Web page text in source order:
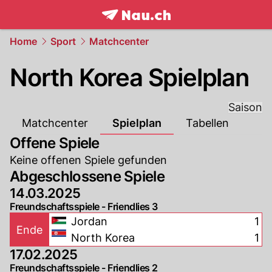
frontpage.NAU.ch
Home Sport Matchcenter
North Korea Spielplan
Saison
Matchcenter
Spielplan Tabellen
Offene Spiele
Keine offenen Spiele gefunden
Abgeschlossene Spiele
14.03.2025
Freundschaftsspiele - Friendlies 3
Ende
Jordan
North Korea
1
1
17.02.2025
Freundschaftsspiele - Friendlies 2